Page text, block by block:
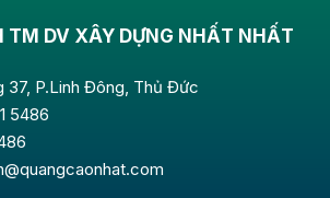
TM DV XÂY DỰNG NHẤT NHẤT
37, P.Linh Đông, Thủ Đức
5486